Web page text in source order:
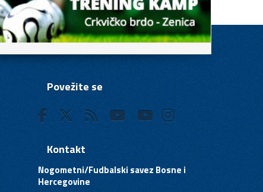
Povežite se
Kontakt
Nogometni/Fudbalski savez Bosne i
Hercegovine